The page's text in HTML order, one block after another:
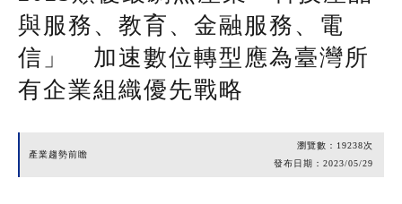
與服務、教育、金融服務、電
信」 加速數位轉型應為臺灣所
有企業組織優先戰略
產業趨勢前瞻
瀏覽數： 19238次
發布日期： 2023/05/29